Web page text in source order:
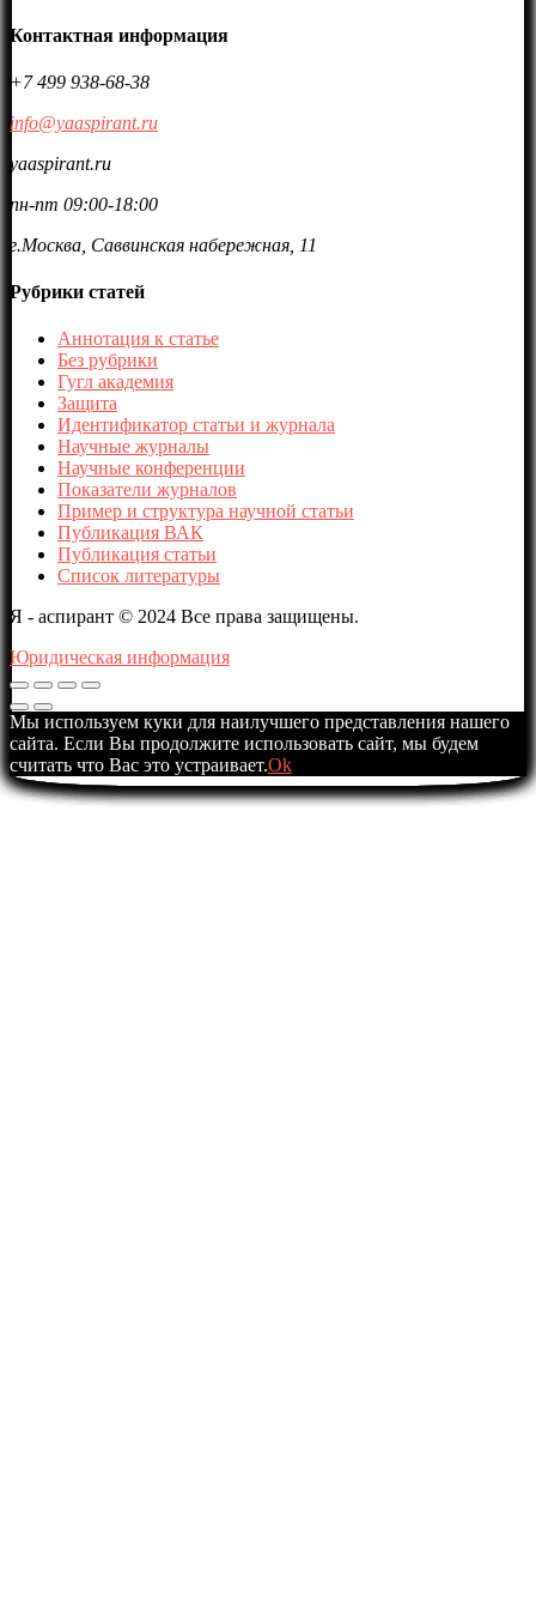
Контактная информация
+7 499 938-68-38
info@yaaspirant.ru
yaaspirant.ru
пн-пт 09:00-18:00
г.Москва, Саввинская набережная, 11
Рубрики статей
Аннотация к статье
Без рубрики
Гугл академия
Защита
Идентификатор статьи и журнала
Научные журналы
Научные конференции
Показатели журналов
Пример и структура научной статьи
Публикация ВАК
Публикация статьи
Список литературы
Я - аспирант © 2024 Все права защищены.
Юридическая информация
Мы используем куки для наилучшего представления нашего
сайта. Если Вы продолжите использовать сайт, мы будем
считать что Вас это устраивает.Ok